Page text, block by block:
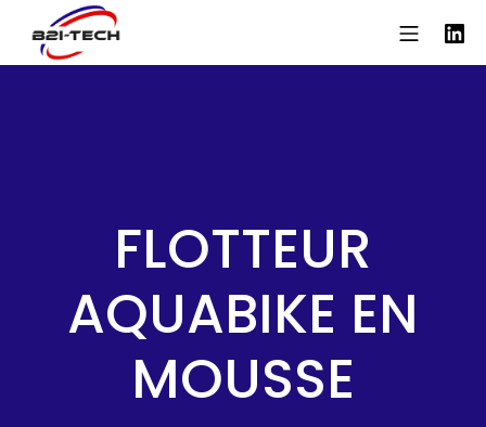
contenu
Menu
FLOTTEUR
AQUABIKE EN
MOUSSE